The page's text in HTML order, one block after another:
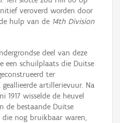
veroverd worden door
hulp van de 14th Division
deel van deze
een schuilplaats die Duitse
ter
artillerievuur. Na
1917 wisselde de heuvel
de bestaande Duitse
nog bruikbaar waren,